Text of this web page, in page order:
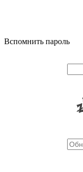
Вспомнить пароль